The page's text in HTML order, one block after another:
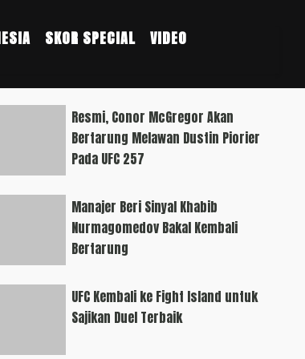
SKOR SPECIAL VIDEO
Resmi, Conor McGregor Akan
Bertarung Melawan Dustin Piorier
Pada UFC 257
Manajer Beri Sinyal Khabib
Nurmagomedov Bakal Kembali
Bertarung
UFC Kembali ke Fight Island untuk
Sajikan Duel Terbaik